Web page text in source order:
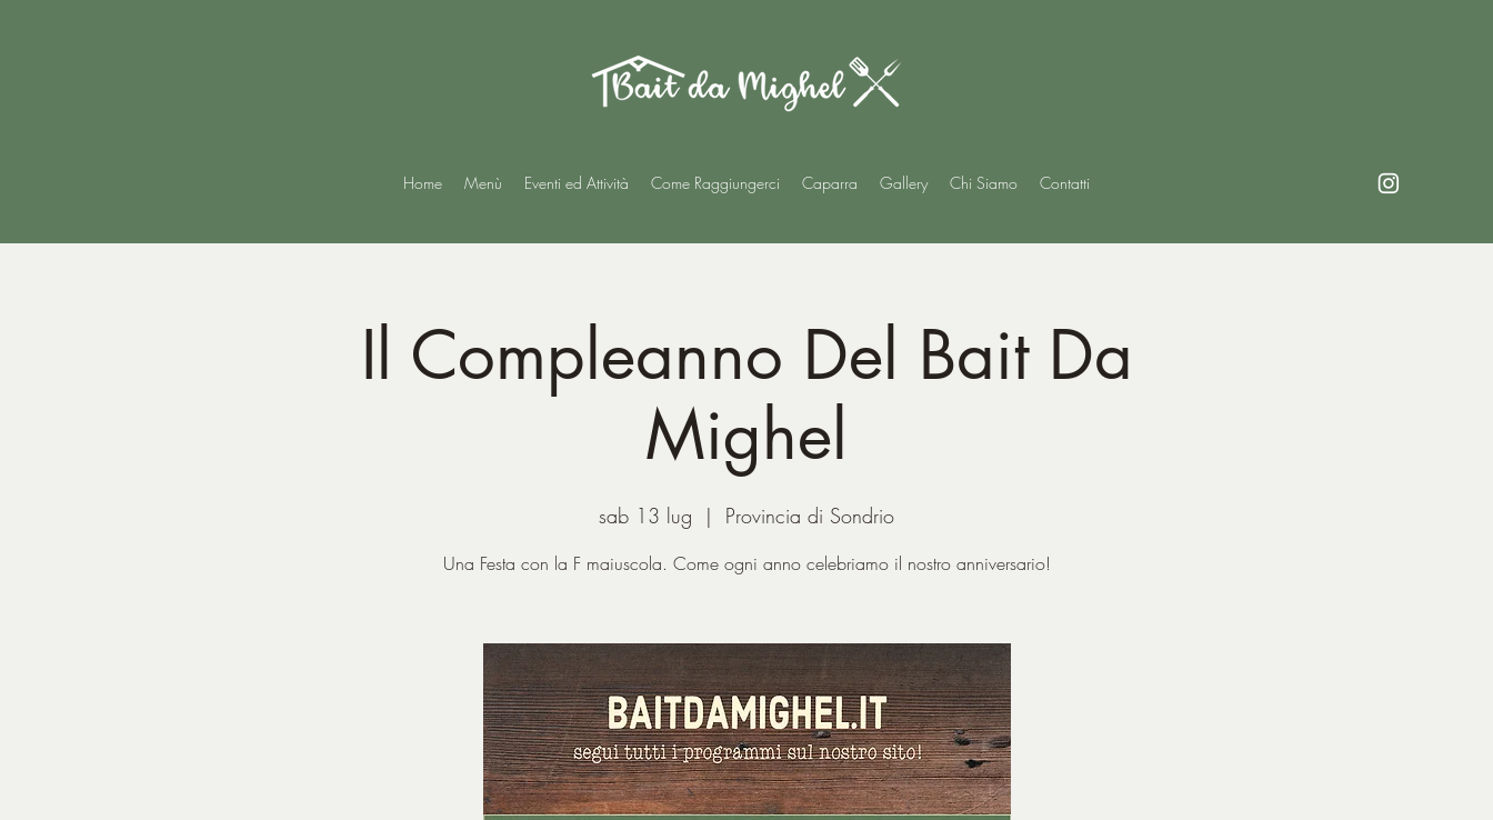
Home Menù Eventi ed Attività Come Raggiungerci Caparra Gallery Chi Siamo Contatti
Il Compleanno Del Bait Da
Mighel
sab 13 lug
  |
Provincia di Sondrio
Una Festa con la F maiuscola. Come ogni anno celebriamo il nostro anniversario!